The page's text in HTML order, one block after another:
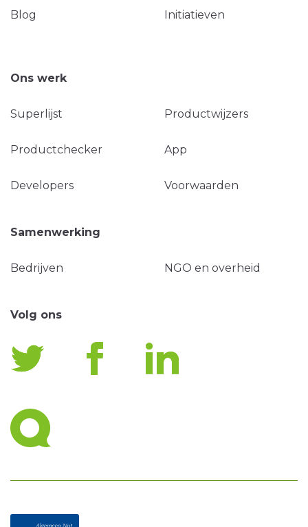
Blog Initiatieven
Ons werk
Superlijst Productwijzers
Productchecker App
Developers Voorwaarden
Samenwerking
Bedrijven NGO en overheid
Volg ons